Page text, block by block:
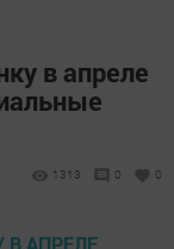
в апреле
1313 0 0